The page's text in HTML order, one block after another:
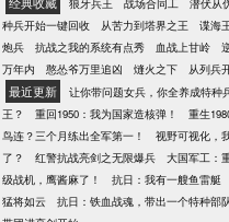
狼牙兵王 战场合同工 潜伏从
种兵开始一键回收
从苦力到塔界之王 谍海
炮兵
抗战之我的系统有点秀 血战上甘岭
万年内
憨怂爷万里追凶 熢火之下 从列兵
最近更新 让你带问题女兵，你全养成特种
王？
重回1950：我为国家造核弹！ 重生
鸟连？三个月练出全军第一！
视野可视化，
了？
红警抗战亮剑之无限爆兵 大国军工：
级战机，鹰酱麻了！
抗日：我有一艘鱼雷艇
猛将如云
抗日：铁血战魂，带出一个特种部